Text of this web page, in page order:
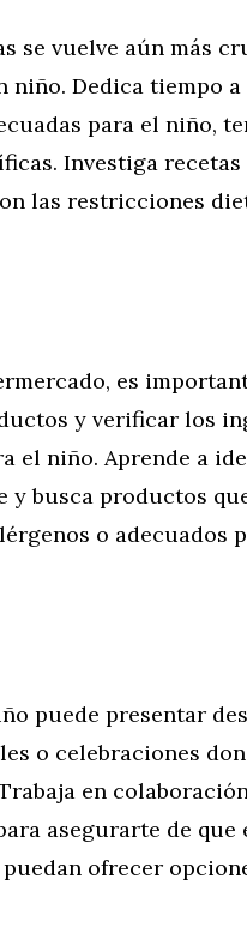
se vuelve aún más
niño. Dedica tiempo
para el niño,
Investiga
las restricciones
es
y verificar los
el niño. Aprende a
y busca productos
o adecuados
puede presentar
o celebraciones
en
asegurarte de que
ofrecer